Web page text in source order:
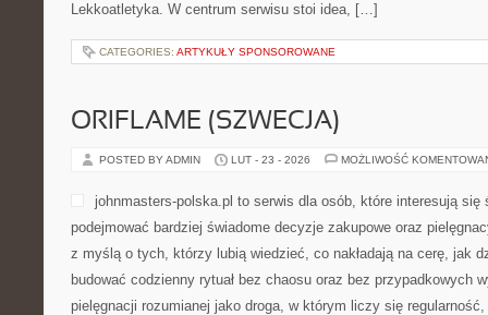
Lekkoatletyka. W centrum serwisu stoi idea, […]
CATEGORIES: ARTYKUŁY SPONSOROWANE
ORIFLAME (SZWECJA)
POSTED BY ADMIN LUT - 23 - 2026 MOŻLIWOŚĆ
johnmasters-polska.pl to serwis dla osób, które interesują się
podejmować bardziej świadome decyzje zakupowe oraz
z myślą o tych, którzy lubią wiedzieć, co nakładają na cerę, jak
budować codzienny rytuał bez chaosu oraz bez przypadkowych
pielęgnacji rozumianej jako droga, w którym liczy się